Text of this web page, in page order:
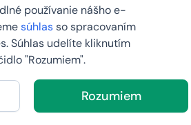
používanie nášho e-
súhlasso spracovaním
Súhlas udelíte kliknutím
"Rozumiem".
Rozumiem
súzdravotne nezávadné
vytvoriť vlastný dizajnna tričko a
bude presnou kópiou obrázku,
pripraviť skutočne osobitý